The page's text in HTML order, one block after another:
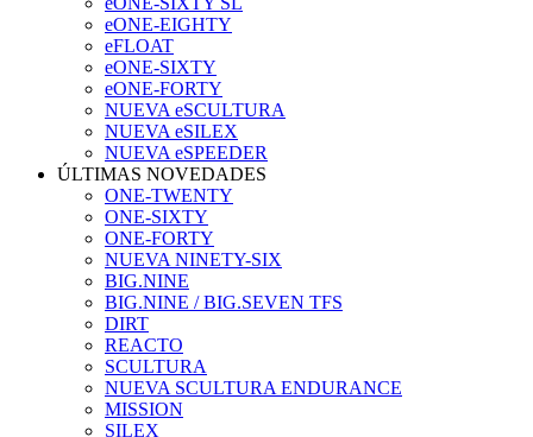
eONE-EIGHTY
eFLOAT
eONE-SIXTY
eONE-FORTY
NUEVA eSCULTURA
NUEVA eSILEX
NUEVA eSPEEDER
ÚLTIMAS NOVEDADES
ONE-TWENTY
ONE-SIXTY
ONE-FORTY
NUEVA NINETY-SIX
BIG.NINE
BIG.NINE / BIG.SEVEN TFS
DIRT
REACTO
SCULTURA
NUEVA SCULTURA ENDURANCE
MISSION
SILEX